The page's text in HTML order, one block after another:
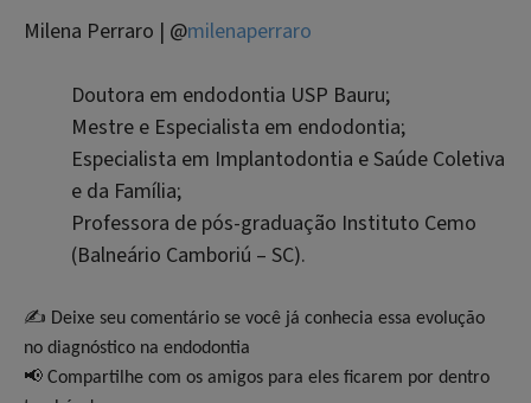
Milena Perraro | @milenaperraro
Doutora em endodontia USP Bauru;
Mestre e Especialista em endodontia;
Especialista em Implantodontia e Saúde Coletiva
e da Família;
Professora de pós-graduação Instituto Cemo
(Balneário Camboriú – SC).
✍️ Deixe seu comentário se você já conhecia essa evolução
no diagnóstico na endodontia
📢 Compartilhe com os amigos para eles ficarem por dentro